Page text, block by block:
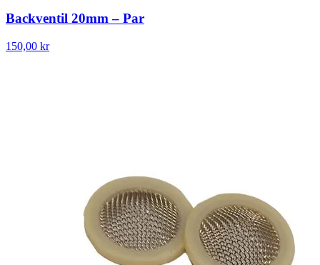
Backventil 20mm – Par
150,00 kr